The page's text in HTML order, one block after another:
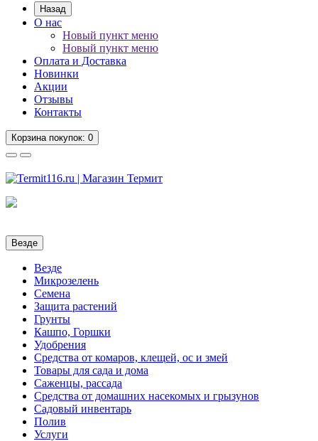
Назад
О нас
Новый пункт меню
Новый пункт меню
Оплата и Доставка
Новинки
Акции
Отзывы
Контакты
Корзинапокупок: 0
Везде
Везде
Микрозелень
Семена
Защита растений
Грунты
Кашпо, Горшки
Удобрения
Средства от комаров, клещей, ос и змей
Товары для сада и дома
Саженцы, рассада
Средства от домашних насекомых и грызунов
Садовый инвентарь
Полив
Услуги